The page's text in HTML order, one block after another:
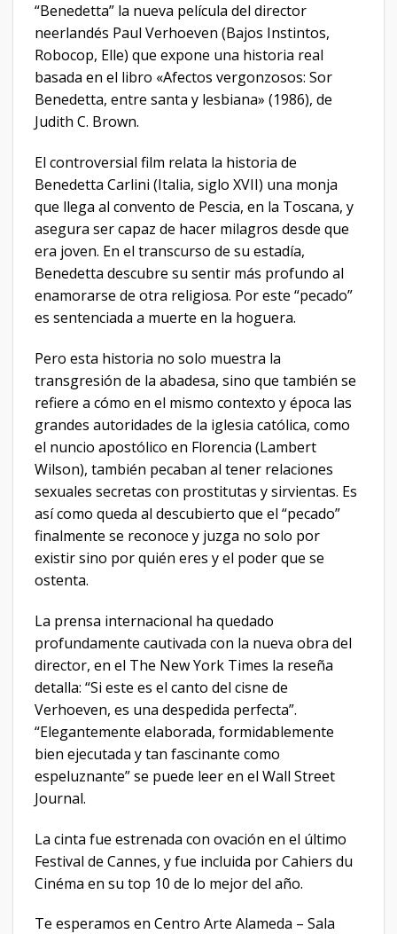
“Benedetta” la nueva película del director
neerlandés Paul Verhoeven (Bajos Instintos,
Robocop, Elle) que expone una historia real
basada en el libro «Afectos vergonzosos: Sor
Benedetta, entre santa y lesbiana» (1986), de
Judith C. Brown.
El controversial film relata la historia de
Benedetta Carlini (Italia, siglo XVII) una monja
que llega al convento de Pescia, en la Toscana, y
asegura ser capaz de hacer milagros desde que
era joven. En el transcurso de su estadía,
Benedetta descubre su sentir más profundo al
enamorarse de otra religiosa. Por este “pecado”
es sentenciada a muerte en la hoguera.
Pero esta historia no solo muestra la
transgresión de la abadesa, sino que también se
refiere a cómo en el mismo contexto y época las
grandes autoridades de la iglesia católica, como
el nuncio apostólico en Florencia (Lambert
Wilson), también pecaban al tener relaciones
sexuales secretas con prostitutas y sirvientas. Es
así como queda al descubierto que el “pecado”
finalmente se reconoce y juzga no solo por
existir sino por quién eres y el poder que se
ostenta.
La prensa internacional ha quedado
profundamente cautivada con la nueva obra del
director, en el The New York Times la reseña
detalla: “Si este es el canto del cisne de
Verhoeven, es una despedida perfecta”.
“Elegantemente elaborada, formidablemente
bien ejecutada y tan fascinante como
espeluznante” se puede leer en el Wall Street
Journal.
La cinta fue estrenada con ovación en el último
Festival de Cannes, y fue incluida por Cahiers du
Cinéma en su top 10 de lo mejor del año.
Te esperamos en Centro Arte Alameda – Sala